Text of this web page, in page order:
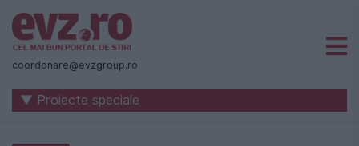
Știri
naționale
internaționale
coordonare@evzgroup.ro
▼ Proiecte speciale